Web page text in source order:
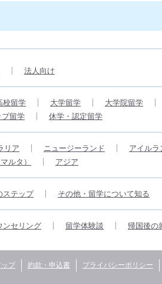
法人向け
校留学 大学留学
大学院留学
プ留学 休学・認定留学
リア ニュージーランド
アイルラ
ルタ）
アジア
ステップ その他・留学について知る
ンセリング 留学体験談 帰国後の
プ 約款・申込書
プライバシーポリシー